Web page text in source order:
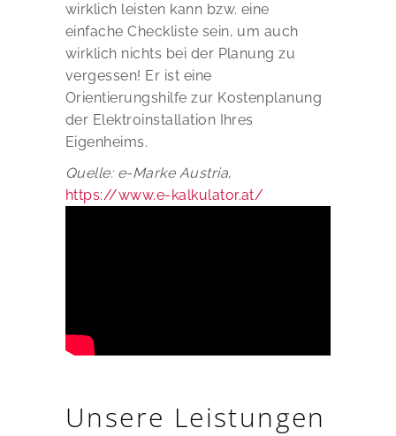
wirklich leisten kann bzw. eine
einfache Checkliste sein, um auch
wirklich nichts bei der Planung zu
vergessen! Er ist eine
Orientierungshilfe zur Kostenplanung
der Elektroinstallation Ihres
Eigenheims.
Quelle: e-Marke Austria,
https://www.e-kalkulator.at/
Unsere Leistungen